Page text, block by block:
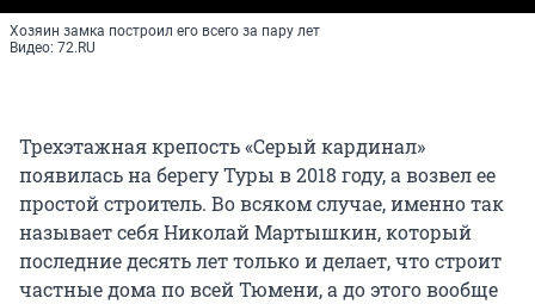
Хозяин замка построил его всего за пару лет
Видео: 72.RU
Трехэтажная крепость «Серый кардинал»
появилась на берегу Туры в 2018 году, а возвел ее
простой строитель. Во всяком случае, именно так
называет себя Николай Мартышкин, который
последние десять лет только и делает, что строит
частные дома по всей Тюмени, а до этого вообще